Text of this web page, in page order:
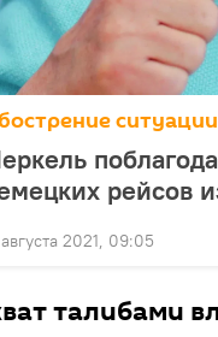
рейсов
2021, 09:05
талибами